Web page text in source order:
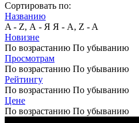
Сортировать по:
Названию
A - Z, А - Я Я - А, Z - A
Новизне
По возрастанию По убыванию
Просмотрам
По возрастанию По убыванию
Рейтингу
По возрастанию По убыванию
Цене
По возрастанию По убыванию